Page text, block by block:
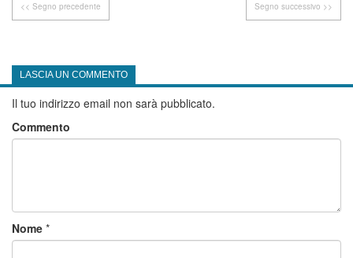
<< Segno precedente Segno successivo >>
LASCIA UN COMMENTO
Il tuo indirizzo email non sarà pubblicato.
Commento
Nome *